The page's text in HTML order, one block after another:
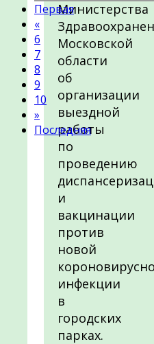
Министерства
Московской
области
об
организации
выездной
работы
по
проведению
и
вакцинации
против
новой
инфекции
в
городских
парках.
Первая
«
6
7
8
9
10
»
Последняя